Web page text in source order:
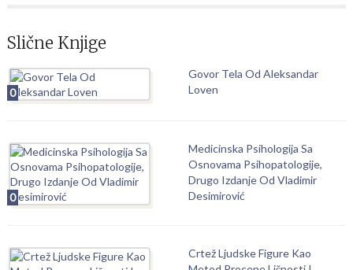
Slične Knjige
0
Govor Tela Od Aleksandar
Loven
0
Medicinska Psihologija Sa
Osnovama Psihopatologije,
Drugo Izdanje Od Vladimir
Desimirović
Crtež Ljudske Figure Kao